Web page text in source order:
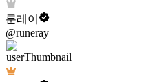
룬레이
@runeray